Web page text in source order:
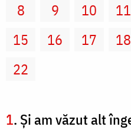
8
9 10 11
15
16 17 18
22
1. Şi am văzut alt